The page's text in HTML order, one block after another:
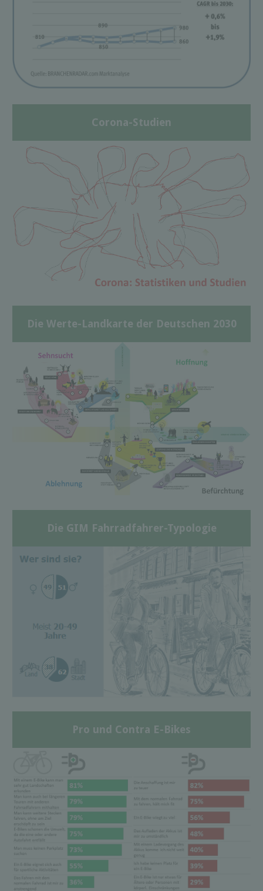
Corona-Studien
Die Werte-Landkarte der Deutschen 2030
Die GIM Fahrradfahrer-Typologie
Pro und Contra E-Bikes